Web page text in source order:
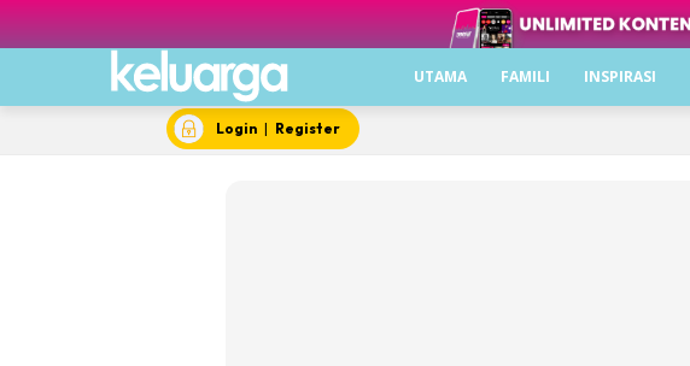
UTAMA FAMILI INSPIRASI
Login | Register